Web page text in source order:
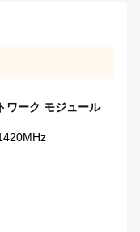
ワーク モジュール